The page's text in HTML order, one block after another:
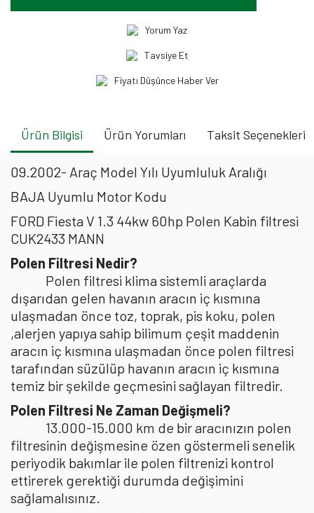
Yorum Yaz
Tavsiye Et
Fiyatı Düşünce Haber Ver
Ürün Bilgisi Ürün Yorumları Taksit Seçenekleri
09.2002- Araç Model Yılı Uyumluluk Aralığı
BAJA Uyumlu Motor Kodu
FORD Fiesta V 1.3 44kw 60hp Polen Kabin filtresi
CUK2433 MANN
Polen Filtresi Nedir?
Polen filtresi klima sistemli araçlarda
dışarıdan gelen havanın aracın iç kısmına
ulaşmadan önce toz, toprak, pis koku, polen
,alerjen yapıya sahip bilimum çeşit maddenin
aracın iç kısmına ulaşmadan önce polen filtresi
tarafından süzülüp havanın aracın iç kısmına
temiz bir şekilde geçmesini sağlayan filtredir.
Polen Filtresi Ne Zaman Değişmeli?
13.000-15.000 km de bir aracınızın polen
filtresinin değişmesine özen göstermeli senelik
periyodik bakımlar ile polen filtrenizi kontrol
ettirerek gerektiği durumda değişimini
sağlamalısınız.